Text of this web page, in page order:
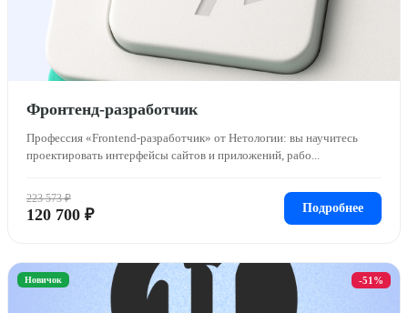
Фронтенд-разработчик
Профессия «Frontend-разработчик» от Нетологии: вы научитесь
проектировать интерфейсы сайтов и приложений, рабо...
223 573 ₽
120 700 ₽ Подробнее
-51%
Новичок